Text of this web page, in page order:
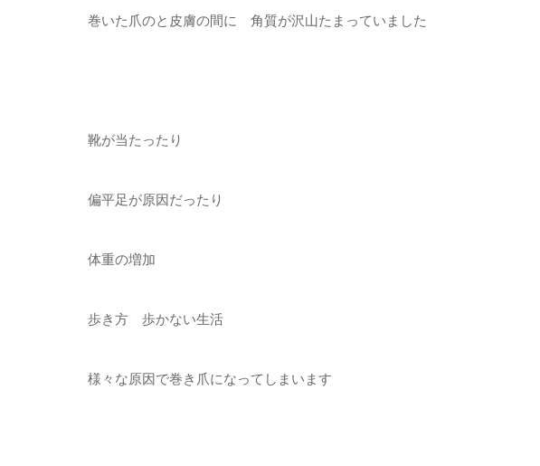
巻いた爪のと皮膚の間に 角質が沢山たまっていました
靴が当たったり
偏平足が原因だったり
体重の増加
歩き方 歩かない生活
様々な原因で巻き爪になってしまいます